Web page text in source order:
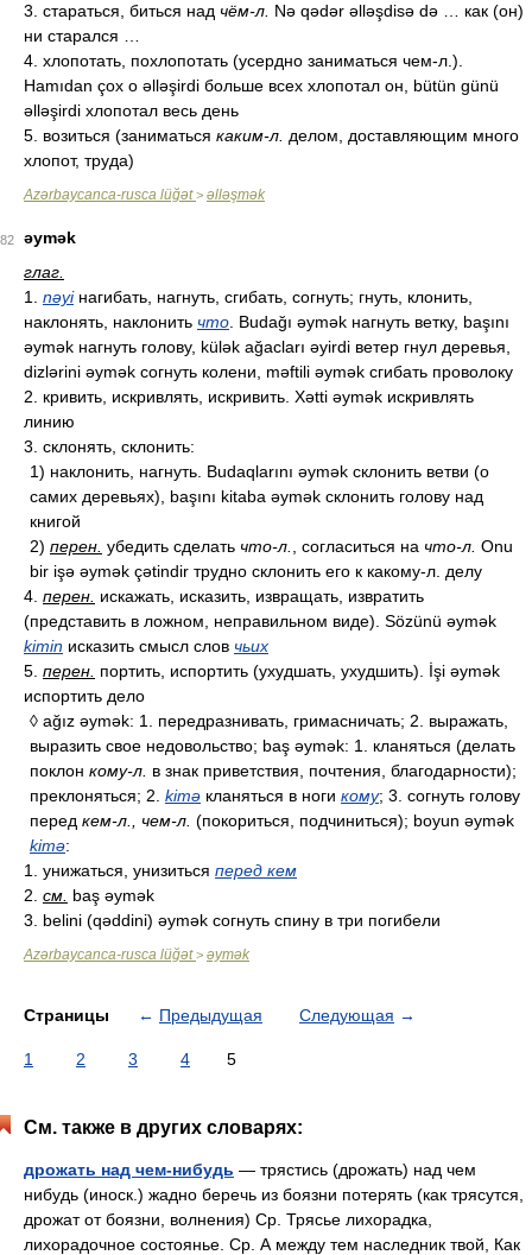
3. стараться, биться над чём-л. Nə qədər əlləşdisə də … как (он)
ни старался …
4. хлопотать, похлопотать (усердно заниматься чем-л.).
Hamıdan çox o əlləşirdi больше всех хлопотал он, bütün günü
əlləşirdi хлопотал весь день
5. возиться (заниматься каким-л. делом, доставляющим много
хлопот, труда)
Azərbaycanca-rusca lüğət> əlləşmək
82
əymək
глаг.
1. nəyiнагибать, нагнуть, сгибать, согнуть; гнуть, клонить,
наклонять, наклонить что . Budağı əymək нагнуть ветку, başını
əymək нагнуть голову, külək ağacları əyirdi ветер гнул деревья,
dizlərini əymək согнуть колени, məftili əymək сгибать проволоку
2. кривить, искривлять, искривить. Xətti əymək искривлять
линию
3. склонять, склонить:
1) наклонить, нагнуть. Budaqlarını əymək склонить ветви (о
самих деревьях), başını kitaba əymək склонить голову над
книгой
2) перен. убедить сделать что-л. , согласиться на что-л. Onu
bir işə əymək çətindir трудно склонить его к какому-л. делу
4. перен. искажать, исказить, извращать, извратить
(представить в ложном, неправильном виде). Sözünü əymək
kimin исказить смысл слов чьих
5. перен. портить, испортить (ухудшать, ухудшить). İşi əymək
испортить дело
◊ ağız əymək: 1. передразнивать, гримасничать; 2. выражать,
выразить свое недовольство; baş əymək: 1. кланяться (делать
поклон кому-л. в знак приветствия, почтения, благодарности);
преклоняться; 2. kimə кланяться в ноги кому; 3. согнуть голову
перед кем-л., чем-л. (покориться, подчиниться); boyun əymək
kimə:
1. унижаться, унизиться перед кем
2. см. baş əymək
3. belini (qəddini) əymək согнуть спину в три погибели
Azərbaycanca-rusca lüğət> əymək
Страницы ← Предыдущая Следующая →
1 2 3 4 5
См. также в других словарях:
дрожать над чем-нибудь — трястись (дрожать) над чем
нибудь (иноск.) жадно беречь из боязни потерять (как трясутся,
дрожат от боязни, волнения) Ср. Трясье лихорадка,
лихорадочное состоянье. Ср. А между тем наследник твой, Как